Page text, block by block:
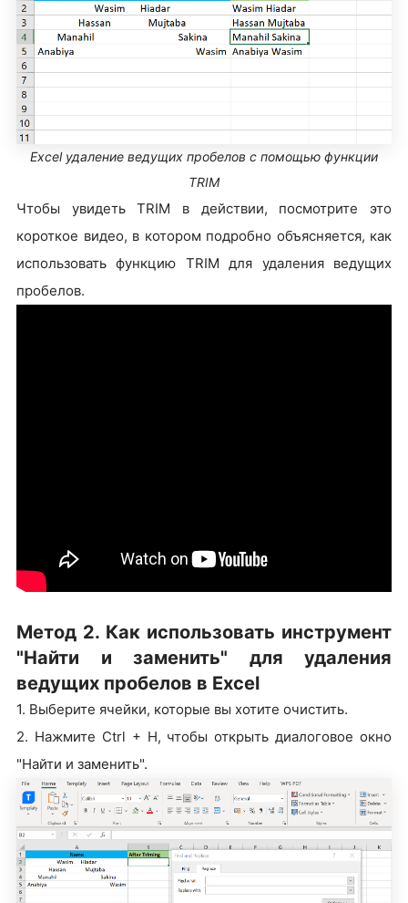
Excel удаление ведущих пробелов с помощью функции
TRIM
Чтобы увидеть TRIM в действии, посмотрите это
короткое видео, в котором подробно объясняется, как
использовать функцию TRIM для удаления ведущих
пробелов.
Метод 2. Как использовать инструмент
"Найти и заменить" для удаления
ведущих пробелов в Excel
1. Выберите ячейки, которые вы хотите очистить.
2. Нажмите Ctrl + H, чтобы открыть диалоговое окно
"Найти и заменить".